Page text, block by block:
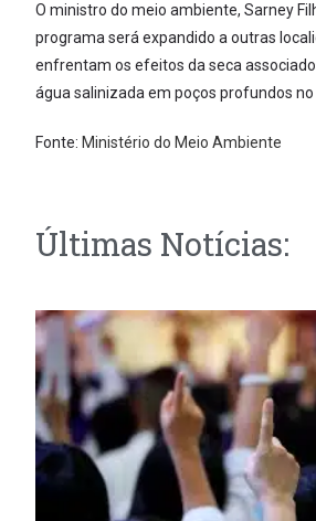
O ministro do meio ambiente, Sarney
programa será expandido a outras
enfrentam os efeitos da seca
água salinizada em poços profundos no
Fonte: Ministério do Meio Ambiente
Últimas Notícias: